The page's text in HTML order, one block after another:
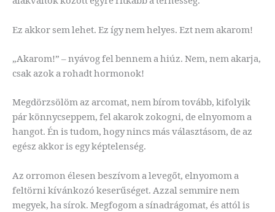
Ez akkor sem lehet. Ez így nem helyes. Ezt nem akarom!
„Akarom!” – nyávog fel bennem a hiúz. Nem, nem akarja,
csak azok a rohadt hormonok!
Megdörzsölöm az arcomat, nem bírom tovább, kifolyik
pár könnycseppem, fel akarok zokogni, de elnyomom a
hangot. Én is tudom, hogy nincs más választásom, de az
egész akkor is egy képtelenség.
Az orromon élesen beszívom a levegőt, elnyomom a
feltörni kívánkozó keserűséget. Azzal semmire nem
megyek, ha sírok. Megfogom a sínadrágomat, és attól is